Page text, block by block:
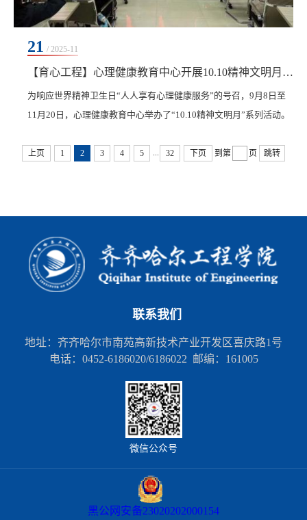
21 / 2025-11
【育心工程】心理健康教育中心开展10.10精神文明月系列活动
为响应世界精神卫生日“人人享有心理健康服务”的号召，9月8日至
11月20日，心理健康教育中心举办了“10.10精神文明月”系列活动。
极健康的校园心理氛围。本次活动以“五育融合”为核心理念，精心
上页 1 2 3 4 5 ... 32 下页 到第 页 跳转
联系我们
地址：齐齐哈尔市南苑高新技术产业开发区喜庆路1号
电话：0452-6186020/6186022 邮编：161005
微信公众号
黑公网安备23020202000154